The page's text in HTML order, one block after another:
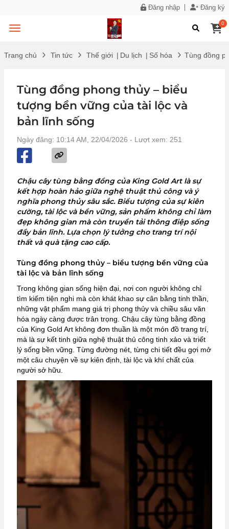
Đăng nhập Đăng ký
0
Trang chủ Tin tức Thế giới | Du lịch | Số hóa Tùng đồng
Tùng đồng phong thủy – biểu
tượng bền vững của tài lộc và
bản lĩnh sống
Ngày đăng: 10:14 AM, 22/04/2026 - Lượt xem: 251
Chậu cây tùng bằng đồng của King Gold Art là sự
kết hợp hoàn hảo giữa nghệ thuật thủ công và ý
nghĩa phong thủy sâu sắc. Biểu tượng của sự kiên
cường, tài lộc và bền vững, sản phẩm không chỉ làm
đẹp không gian mà còn truyền tải thông điệp sống
đầy bản lĩnh. Lựa chọn lý tưởng cho trang trí nội
thất và quà tặng cao cấp.
Tùng đồng phong thủy – biểu tượng bền vững của
tài lộc và bản lĩnh sống
Trong không gian sống hiện đại, nơi con người không chỉ
tìm kiếm tiện nghi mà còn khát khao sự cân bằng tinh thần,
những vật phẩm mang giá trị phong thủy và chiều sâu văn
hóa ngày càng được trân trọng. Chậu cây tùng bằng đồng
của King Gold Art không đơn thuần là một món đồ trang trí,
mà là sự kết tinh giữa nghệ thuật thủ công tinh xảo và triết
lý sống bền vững. Từng đường nét, từng chi tiết đều gợi mở
một câu chuyện về sự kiên định, tài lộc và khí chất của
người sở hữu.